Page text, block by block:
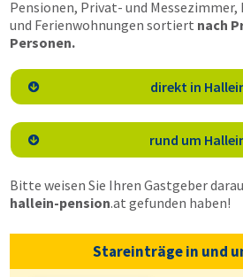
Pensionen, Privat- und
und Ferienwohnungen sortiert nach
Personen.
 direkt in
 rund um
Bitte weisen Sie Ihren Gastgeber
hallein-pension.at gefunden haben!
Stareinträge in und